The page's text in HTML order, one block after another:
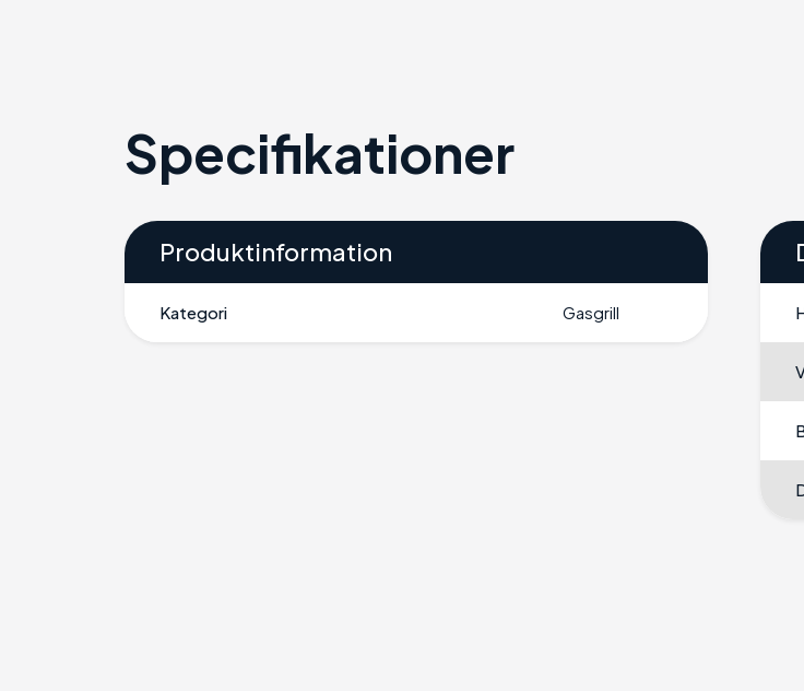
Specifikationer
Produktinformation
Kategori Gasgrill